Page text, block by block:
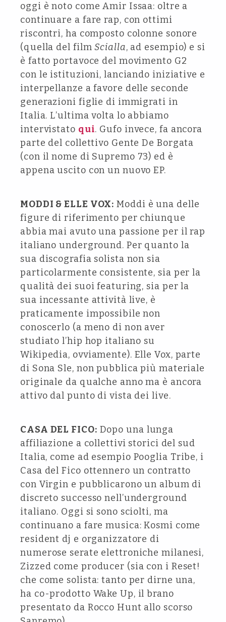
oggi è noto come Amir Issaa: oltre a
continuare a fare rap, con ottimi
riscontri, ha composto colonne sonore
(quella del filmScialla, ad esempio) e si
è fatto portavoce del movimento G2
con le istituzioni, lanciando iniziative e
interpellanze a favore delle seconde
generazioni figlie di immigrati in
Italia. L’ultima volta lo abbiamo
intervistato qui. Gufo invece, fa ancora
parte del collettivo Gente De Borgata
(con il nome di Supremo 73) ed è
appena uscito con un nuovo EP.
MODDI & ELLE VOX: Moddi è una delle
figure di riferimento per chiunque
abbia mai avuto una passione per il rap
italiano underground. Per quanto la
sua discografia solista non sia
particolarmente consistente, sia per la
qualità dei suoi featuring, sia per la
sua incessante attività live, è
praticamente impossibile non
conoscerlo (a meno di non aver
studiato l’hip hop italiano su
Wikipedia, ovviamente). Elle Vox, parte
di Sona Sle, non pubblica più materiale
originale da qualche anno ma è ancora
attivo dal punto di vista dei live.
CASA DEL FICO: Dopo una lunga
affiliazione a collettivi storici del sud
Italia, come ad esempio Pooglia Tribe, i
Casa del Fico ottennero un contratto
con Virgin e pubblicarono un album di
discreto successo nell’underground
italiano. Oggi si sono sciolti, ma
continuano a fare musica: Kosmi come
resident dj e organizzatore di
numerose serate elettroniche milanesi,
Zizzed come producer (sia con i Reset!
che come solista: tanto per dirne una,
ha co-prodotto Wake Up, il brano
presentato da Rocco Hunt allo scorso